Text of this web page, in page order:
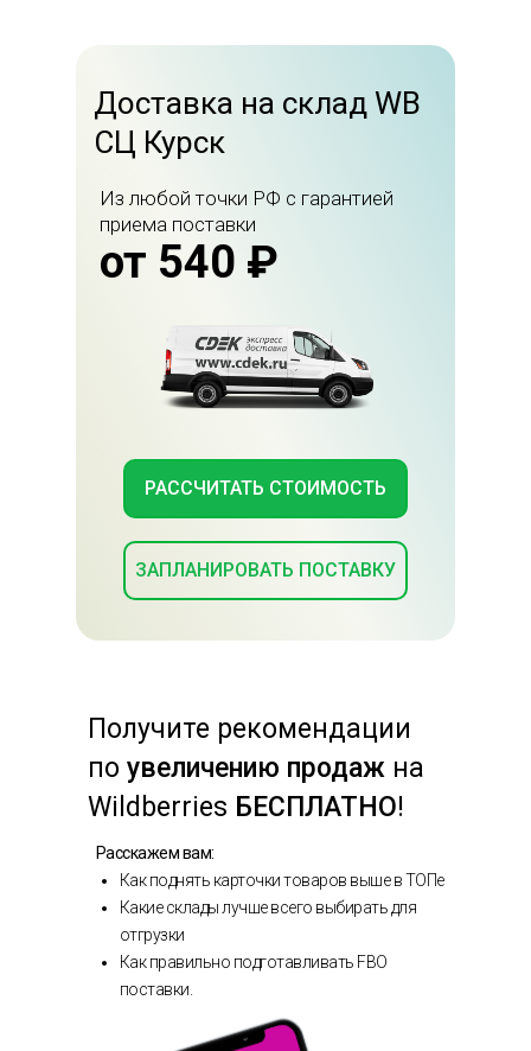
Доставка на склад WB
СЦ Курск
Из любой точки РФ с гарантией
приема поставки
РАССЧИТАТЬ СТОИМОСТЬ
ЗАПЛАНИРОВАТЬ ПОСТАВКУ
от 540 ₽
Расскажем вам:
Как поднять карточки товаров выше в ТОПе
Какие склады лучше всего выбирать для
отгрузки
Как правильно подготавливать FBO
поставки.
Получите рекомендации
по увеличению продаж на
Wildberries БЕСПЛАТНО!